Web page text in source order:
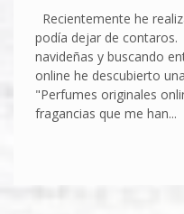
Recientemente he
podía dejar de contaros.
navideñas y buscando
online he descubierto
"Perfumes originales
fragancias que me han...